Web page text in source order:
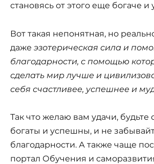
становясь от этого еще богаче
Вот такая непонятная, но
даже эзотерическая сила и
благодарности, с помощью
сделать мир лучше и
себя счастливее, успешнее и
Так что желаю вам удачи, будьте
богаты и успешны, и не
благодарности. А также чаще
портал Обучения и